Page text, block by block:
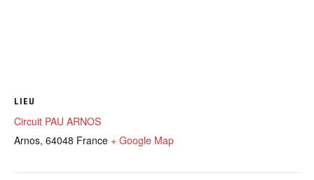
LIEU
Circuit PAU ARNOS
Arnos, 64048 France + Google Map